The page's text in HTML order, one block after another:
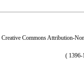
Creative Commons Attribution-